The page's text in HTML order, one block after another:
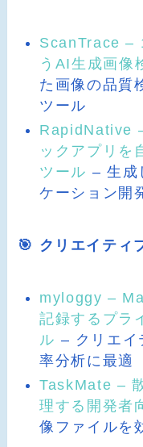
ScanTrace –
うAI生成画像
た画像の品質
ツール
RapidNative
ックアプリを
ツール – 生成
ケーション開
🎯 クリエイティ
myloggy –
記録するプラ
ル – クリエイ
率分析に最適
TaskMate –
理する開発者
像ファイルを